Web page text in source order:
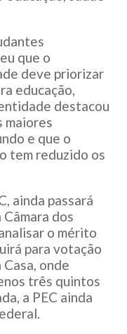
que o
deve priorizar
educação,
destacou
maiores
e que o
tem reduzido os
ainda passará
dos
o mérito
para votação
onde
três quintos
a PEC ainda